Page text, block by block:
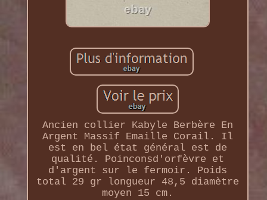
Ancien collier Kabyle Berbère En
Argent Massif Emaille Corail. Il
est en bel état général est de
qualité. Poinconsd'orfèvre et
d'argent sur le fermoir. Poids
total 29 gr longueur 48,5 diamètre
moyen 15 cm.